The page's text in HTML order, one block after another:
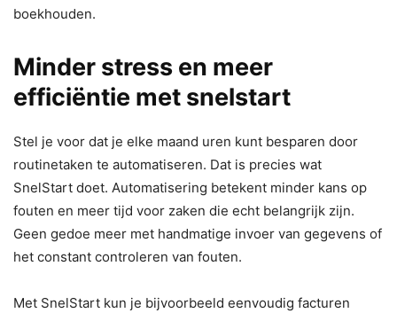
boekhouden.
Minder stress en meer
efficiëntie met snelstart
Stel je voor dat je elke maand uren kunt besparen door
routinetaken te automatiseren. Dat is precies wat
SnelStart doet. Automatisering betekent minder kans op
fouten en meer tijd voor zaken die echt belangrijk zijn.
Geen gedoe meer met handmatige invoer van gegevens of
het constant controleren van fouten.
Met SnelStart kun je bijvoorbeeld eenvoudig facturen